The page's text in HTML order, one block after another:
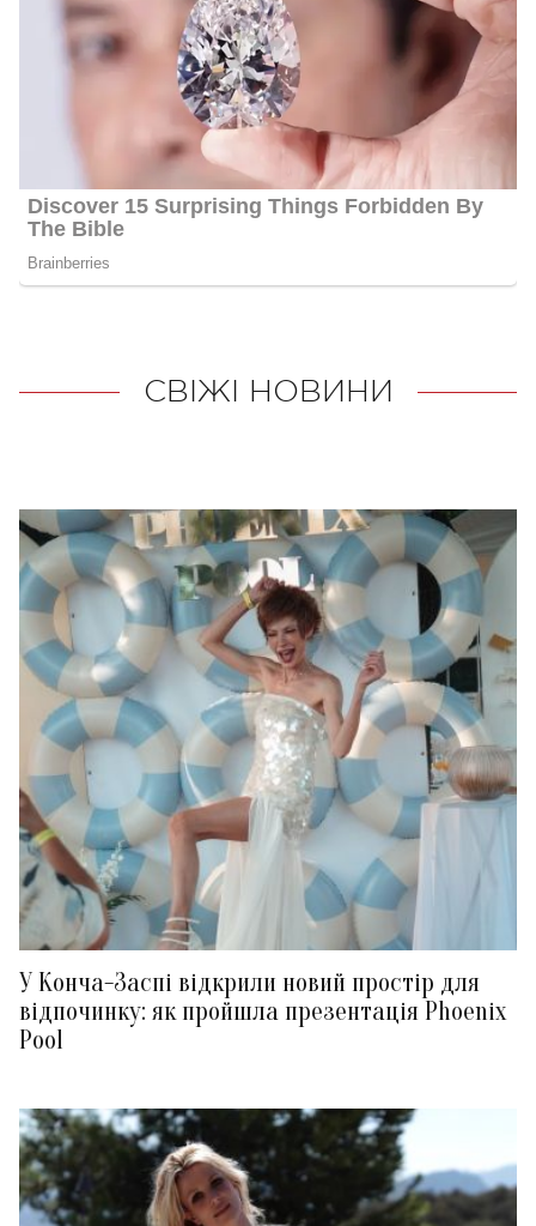
СВІЖІ НОВИНИ
У Конча-Заспі відкрили новий простір для
відпочинку: як пройшла презентація Phoenix
Pool